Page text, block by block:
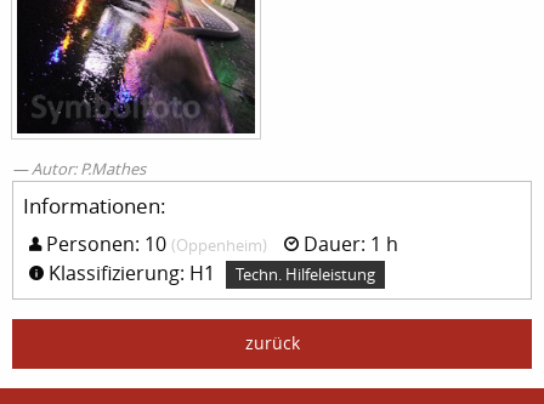
Autor: P.Mathes
Informationen:
Personen: 10 (Oppenheim)
Dauer: 1 h
Klassifizierung: H1
Techn. Hilfeleistung
zurück